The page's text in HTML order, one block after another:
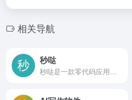
相关导航
秒哒